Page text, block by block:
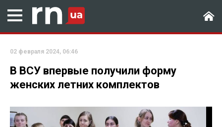
02 февраля 2024, 06:46
В ВСУ впервые получили форму
женских летних комплектов